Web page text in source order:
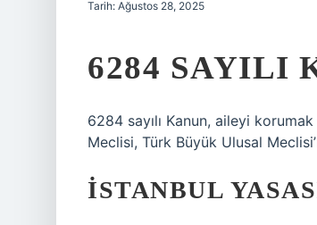
Tarih: Ağustos 28, 2025
6284 SAYILI
6284 sayılı Kanun, aileyi
Meclisi, Türk Büyük Ulusal
İSTANBUL